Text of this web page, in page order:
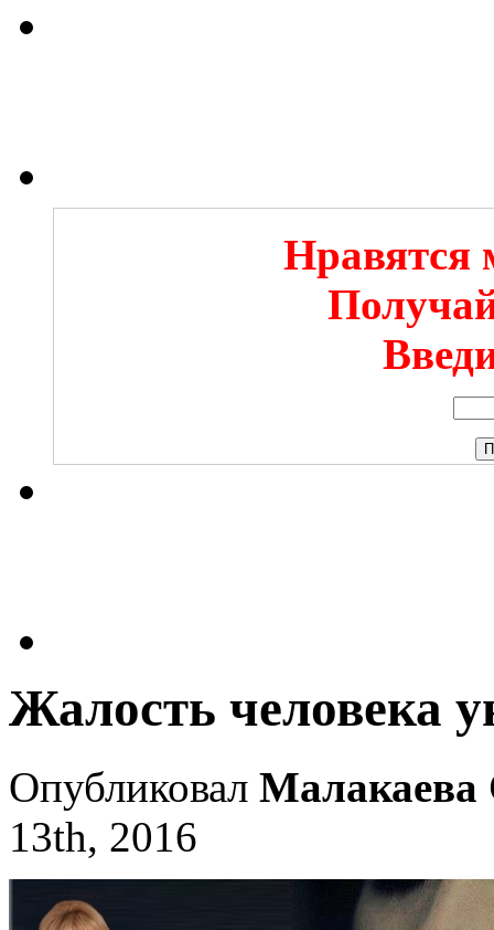
Нравятся
Жалость человека
Опубликовал Малакаева
13th, 2016